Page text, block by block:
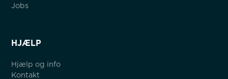
Jobs
HJÆLP
Hjælp og info
Kontakt